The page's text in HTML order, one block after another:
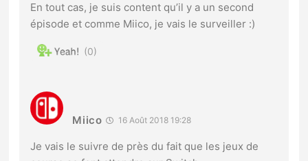
En tout cas, je suis content qu’il y a un second
épisode et comme Miico, je vais le surveiller :)
0
Miico 16 Août 2018 19:28
Je vais le suivre de près du fait que les jeux de